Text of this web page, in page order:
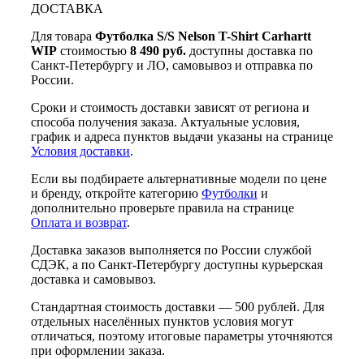
ДОСТАВКА
Для товара Футболка S/S Nelson T-Shirt Carhartt
WIP стоимостью 8 490 руб. доступны доставка по
Санкт-Петербургу и ЛО, самовывоз и отправка по
России.
Сроки и стоимость доставки зависят от региона и
способа получения заказа. Актуальные условия,
график и адреса пунктов выдачи указаны на странице
Условия доставки.
Если вы подбираете альтернативные модели по цене
и бренду, откройте категорию Футболки и
дополнительно проверьте правила на странице
Оплата и возврат.
Доставка заказов выполняется по России службой
СДЭК, а по Санкт-Петербургу доступны курьерская
доставка и самовывоз.
Стандартная стоимость доставки — 500 рублей. Для
отдельных населённых пунктов условия могут
отличаться, поэтому итоговые параметры уточняются
при оформлении заказа.